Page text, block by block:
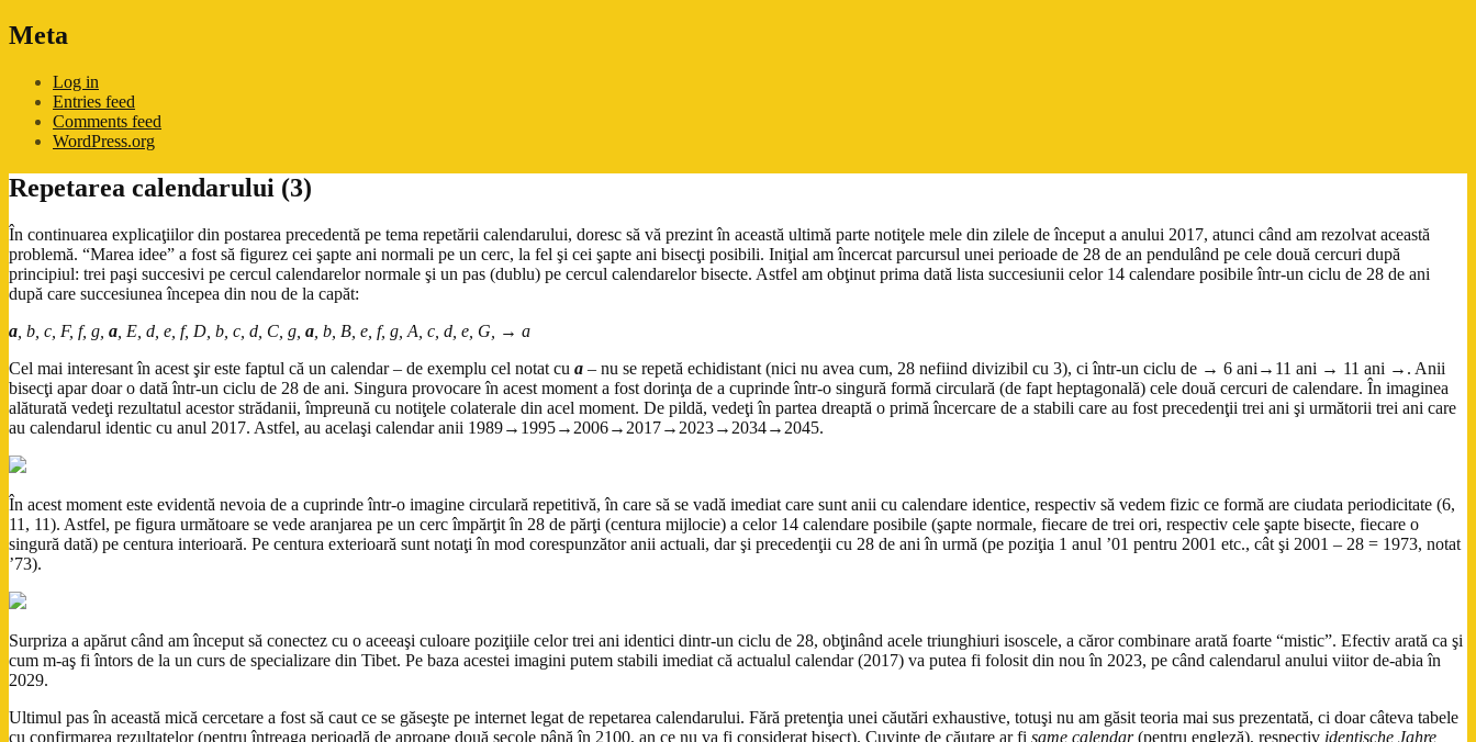
Meta
Log in
Entries feed
Comments feed
WordPress.org
Repetarea calendarului (3)
În continuarea explicaţiilor din postarea precedentă pe tema repetării calendarului, doresc să vă prezint în această ultimă parte notiţele mele din zilele de început a anului 2017, atunci când am rezolvat această
problemă. “Marea idee” a fost să figurez cei şapte ani normali pe un cerc, la fel şi cei şapte ani bisecţi posibili. Iniţial am încercat parcursul unei perioade de 28 de an pendulând pe cele două cercuri după
principiul: trei paşi succesivi pe cercul calendarelor normale şi un pas (dublu) pe cercul calendarelor bisecte. Astfel am obţinut prima dată lista succesiunii celor 14 calendare posibile într-un ciclu de 28 de ani
după care succesiunea începea din nou de la capăt:
a , b, c, F, f, g, a , E, d, e, f, D, b, c, d, C, g, a , b, B, e, f, g, A, c, d, e, G, → a
Cel mai interesant în acest şir este faptul că un calendar – de exemplu cel notat cu a – nu se repetă echidistant (nici nu avea cum, 28 nefiind divizibil cu 3), ci într-un ciclu de → 6 ani→11 ani → 11 ani →. Anii
bisecţi apar doar o dată într-un ciclu de 28 de ani. Singura provocare în acest moment a fost dorinţa de a cuprinde într-o singură formă circulară (de fapt heptagonală) cele două cercuri de calendare. În imaginea
alăturată vedeţi rezultatul acestor strădanii, împreună cu notiţele colaterale din acel moment. De pildă, vedeţi în partea dreaptă o primă încercare de a stabili care au fost precedenţii trei ani şi următorii trei ani care
au calendarul identic cu anul 2017. Astfel, au acelaşi calendar anii 1989→1995→2006→2017→2023→2034→2045.
În acest moment este evidentă nevoia de a cuprinde într-o imagine circulară repetitivă, în care să se vadă imediat care sunt anii cu calendare identice, respectiv să vedem fizic ce formă are ciudata periodicitate (6,
11, 11). Astfel, pe figura următoare se vede aranjarea pe un cerc împărţit în 28 de părţi (centura mijlocie) a celor 14 calendare posibile (şapte normale, fiecare de trei ori, respectiv cele şapte bisecte, fiecare o
singură dată) pe centura interioară. Pe centura exterioară sunt notaţi în mod corespunzător anii actuali, dar şi precedenţii cu 28 de ani în urmă (pe poziţia 1 anul ’01 pentru 2001 etc., cât şi 2001 – 28 = 1973, notat
’73).
Surpriza a apărut când am început să conectez cu o aceeaşi culoare poziţiile celor trei ani identici dintr-un ciclu de 28, obţinând acele triunghiuri isoscele, a căror combinare arată foarte “mistic”. Efectiv arată ca şi
cum m-aş fi întors de la un curs de specializare din Tibet. Pe baza acestei imagini putem stabili imediat că actualul calendar (2017) va putea fi folosit din nou în 2023, pe când calendarul anului viitor de-abia în
2029.
Ultimul pas în această mică cercetare a fost să caut ce se găseşte pe internet legat de repetarea calendarului. Fără pretenţia unei căutări exhaustive, totuşi nu am găsit teoria mai sus prezentată, ci doar câteva tabele
cu confirmarea rezultatelor (pentru întreaga perioadă de aproape două secole până în 2100, an ce nu va fi considerat bisect). Cuvinte de căutare ar fi same calendar(pentru engleză), respectiv identische Jahre